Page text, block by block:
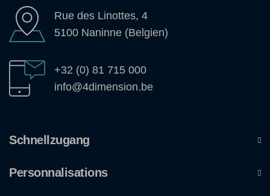
Rue des Linottes, 4
5100 Naninne (Belgien)
+32 (0) 81 715 000
info@4dimension.be
Schnellzugang
Personnalisations